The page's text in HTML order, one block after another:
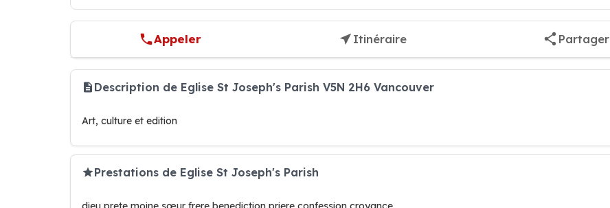
Appeler Itinéraire Partager
Description de Eglise St Joseph's Parish V5N 2H6 Vancouver
Art, culture et edition
Prestations de Eglise St Joseph's Parish